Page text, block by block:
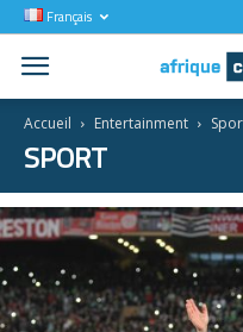
Français
Accueil Entertainment
SPORT